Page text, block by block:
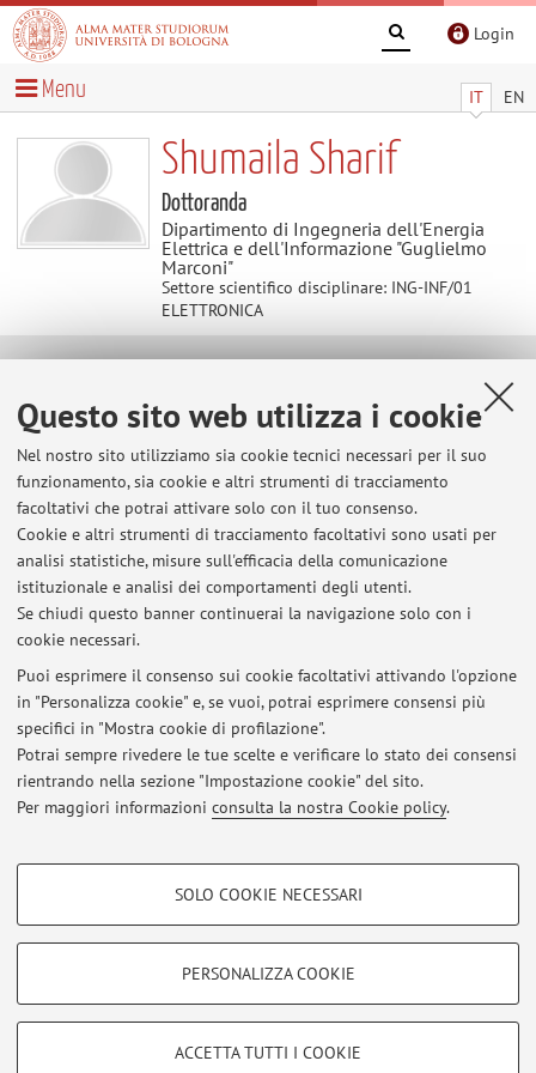
Questo sito web utilizza i cookie
Nel nostro sito utilizziamo sia cookie tecnici necessari per il suo
funzionamento, sia cookie e altri strumenti di tracciamento
facoltativi che potrai attivare solo con il tuo consenso.
Cookie e altri strumenti di tracciamento facoltativi sono usati per
analisi statistiche, misure sull'efficacia della comunicazione
istituzionale e analisi dei comportamenti degli utenti.
Se chiudi questo banner continuerai la navigazione solo con i
cookie necessari.
Puoi esprimere il consenso sui cookie facoltativi attivando l'opzione
in "Personalizza cookie" e, se vuoi, potrai esprimere consensi più
specifici in "Mostra cookie di profilazione".
Potrai sempre rivedere le tue scelte e verificare lo stato dei consensi
rientrando nella sezione "Impostazione cookie" del sito.
Per maggiori informazioni consulta la nostra Cookie policy.
COOKIE DI PROFILAZIONE - FACOLTATIVI
COOKIE TECNICI - NECESSARI
SOLO COOKIE NECESSARI
PERSONALIZZA COOKIE
ACCETTA TUTTI I COOKIE
Login
IT EN
Menu
Shumaila Sharif
Dottoranda
Dipartimento di Ingegneria dell'Energia
Elettrica e dell'Informazione "Guglielmo
Marconi"
Settore scientifico disciplinare: ING-INF/01
ELETTRONICA
E-mail: shumaila.sharif2@unibo.it
Dipartimento di Ingegneria dell'Energia Elettrica e
dell'Informazione "Guglielmo Marconi"
Viale del Risorgimento 2, Bologna -
Vai alla mappa
Ultimi avvisi
Al momento non sono presenti avvisi.
Area riservata
Accedi tramiteloginper gestire tutti i contenuti del sito.
Zamboni, 33 - 40126 Bologna - Partita IVA: 01131710376